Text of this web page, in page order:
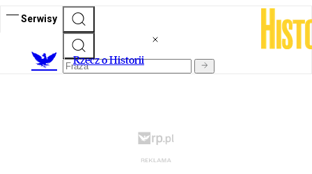
Serwisy
Rzecz o Historii